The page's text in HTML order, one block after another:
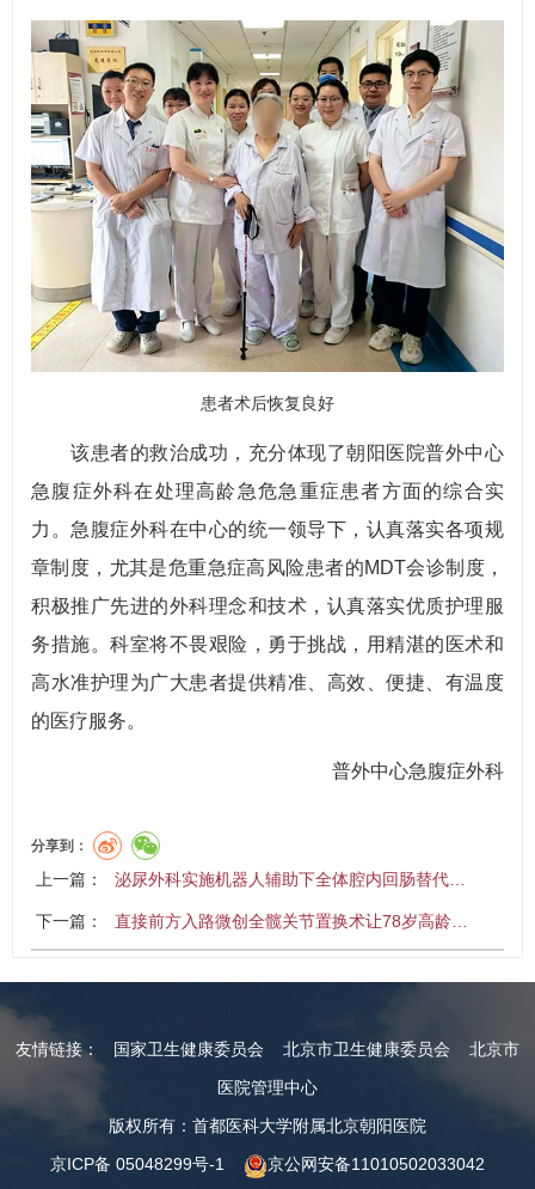
患者术后恢复良好
该患者的救治成功，充分体现了朝阳医院普外中心
急腹症外科在处理高龄急危急重症患者方面的综合实
力。急腹症外科在中心的统一领导下，认真落实各项规
章制度，尤其是危重急症高风险患者的MDT会诊制度，
积极推广先进的外科理念和技术，认真落实优质护理服
务措施。科室将不畏艰险，勇于挑战，用精湛的医术和
高水准护理为广大患者提供精准、高效、便捷、有温度
的医疗服务。
普外中心急腹症外科
分享到：
上一篇： 泌尿外科实施机器人辅助下全体腔内回肠替代…
下一篇： 直接前方入路微创全髋关节置换术让78岁高龄…
友情链接： 国家卫生健康委员会 北京市卫生健康委员会
北京市
医院管理中心
版权所有：首都医科大学附属北京朝阳医院
京ICP备 05048299号-1
京公网安备11010502033042